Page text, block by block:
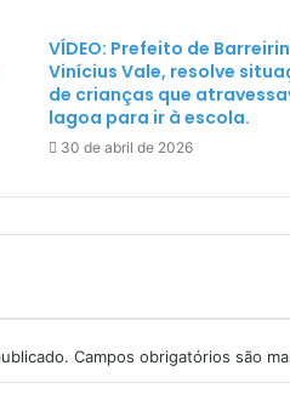
VÍDEO: Prefeito de
Vinícius Vale, resolve
de crianças que
lagoa para ir à escola.
30 de abril de 2026
Campos obrigatórios são